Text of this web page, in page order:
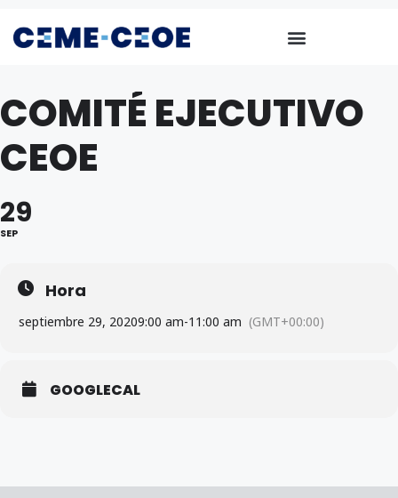
COMITÉ EJECUTIVO
CEOE
29
SEP
Hora
septiembre 29, 20209:00 am-11:00 am (GMT+00:00)
GOOGLECAL